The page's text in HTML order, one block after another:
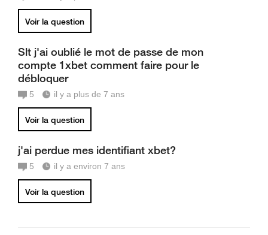
Voir la question
Slt j'ai oublié le mot de passe de mon
compte 1xbet comment faire pour le
débloquer
5 il y a plus de 7 ans
Voir la question
j'ai perdue mes identifiant xbet?
5 il y a environ 7 ans
Voir la question